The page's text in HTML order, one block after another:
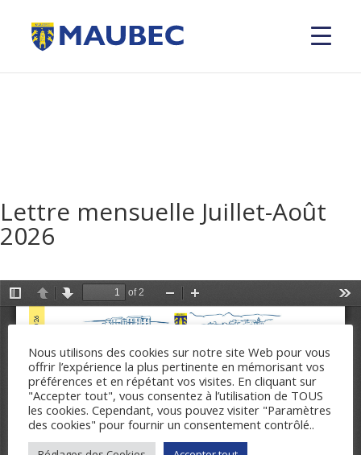
Lettre mensuelle Juillet-Août
2026
Nous utilisons des cookies sur notre site Web pour vous
offrir l’expérience la plus pertinente en mémorisant vos
préférences et en répétant vos visites. En cliquant sur
"Accepter tout", vous consentez à l’utilisation de TOUS
les cookies. Cependant, vous pouvez visiter "Paramètres
des cookies" pour fournir un consentement contrôlé..